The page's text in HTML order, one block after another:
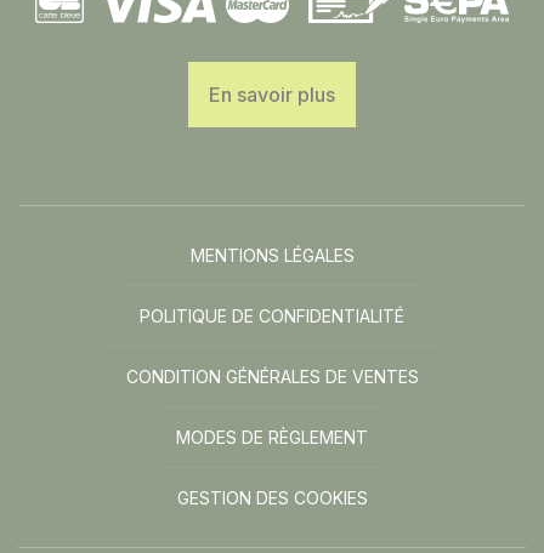
En savoir plus
MENTIONS LÉGALES
POLITIQUE DE CONFIDENTIALITÉ
CONDITION GÉNÉRALES DE VENTES
MODES DE RÈGLEMENT
GESTION DES COOKIES